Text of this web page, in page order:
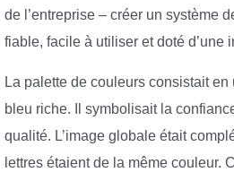
de l’entreprise – créer un système
fiable, facile à utiliser et doté d’une
La palette de couleurs consistait
bleu riche. Il symbolisait la
qualité. L’image globale était
lettres étaient de la même couleur.